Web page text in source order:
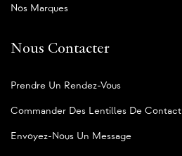
Nos Marques
Nous Contacter
Prendre Un Rendez-Vous
Commander Des Lentilles De Contact
Envoyez-Nous Un Message